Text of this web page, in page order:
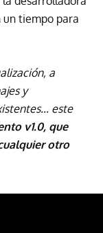
un tiempo para
a
y
este
v1.0, que
otro